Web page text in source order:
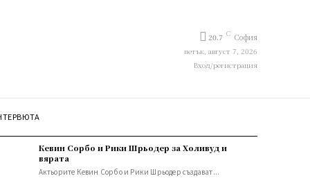
20.7 C София
петък, август 7, 2026
Вход/регистрация
Кевин Сорбо и Рики Шрьодер за Холивуд и
вярата
Актьорите Кевин Сорбо и Рики Шрьодер създават...